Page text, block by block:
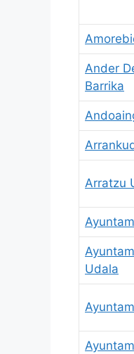
Ander
Barrika
Arratzu
Udala